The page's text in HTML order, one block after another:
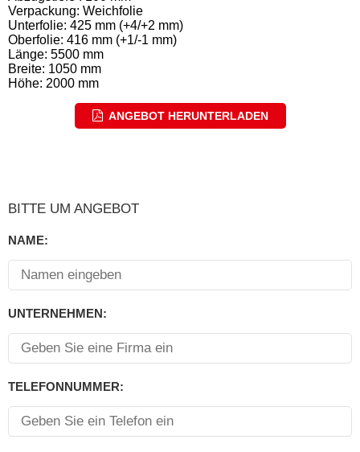
Verpackung: Weichfolie
Unterfolie: 425 mm (+4/+2 mm)
Oberfolie: 416 mm (+1/-1 mm)
Länge: 5500 mm
Breite: 1050 mm
Höhe: 2000 mm
ANGEBOT HERUNTERLADEN
BITTE UM ANGEBOT
NAME:
UNTERNEHMEN:
TELEFONNUMMER: